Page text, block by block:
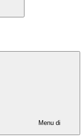
Menu di